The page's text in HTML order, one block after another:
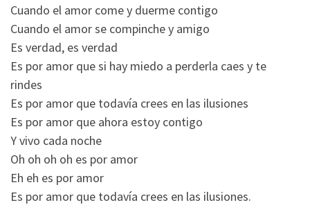
Cuando el amor come y duerme contigo
Cuando el amor se compinche y amigo
Es verdad, es verdad
Es por amor que si hay miedo a perderla caes y te
rindes
Es por amor que todavía crees en las ilusiones
Es por amor que ahora estoy contigo
Y vivo cada noche
Oh oh oh oh es por amor
Eh eh es por amor
Es por amor que todavía crees en las ilusiones.